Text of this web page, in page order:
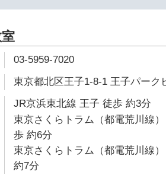
03-5959-7020
東京都北区王子1-8-1 王子パーク
JR京浜東北線 王子 徒歩 約3分
東京さくらトラム（都電荒川線
歩 約6分
東京さくらトラム（都電荒川線
約7分